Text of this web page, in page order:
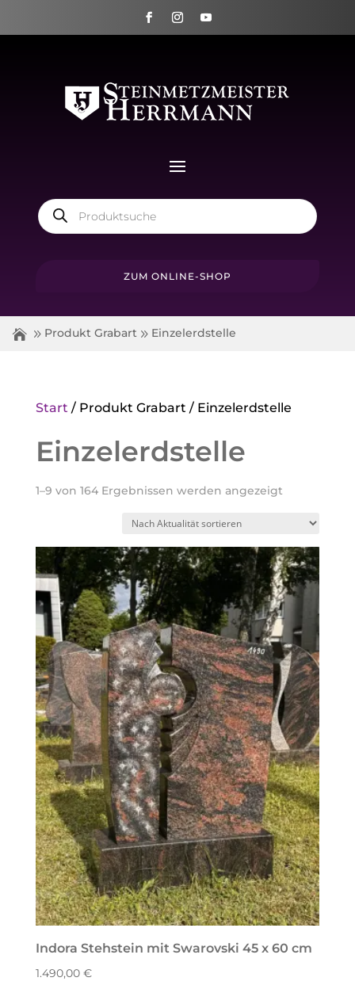
Products
search
ZUM ONLINE-SHOP
Produkt Grabart Einzelerdstelle
Start / Produkt Grabart / Einzelerdstelle
Einzelerdstelle
1–9 von 164 Ergebnissen werden angezeigtNach
Indora Stehstein mit Swarovski 45 x 60 cm
1.490,00 €